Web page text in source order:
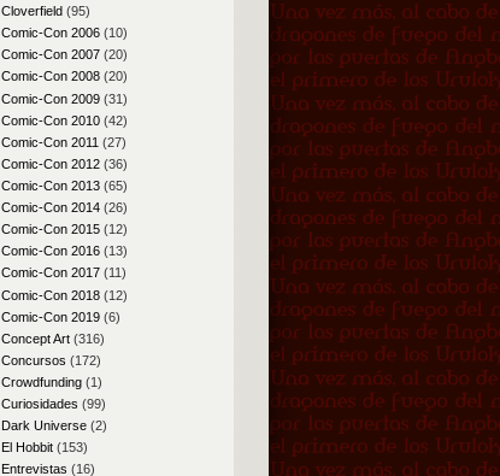
Cloverfield(95)
Comic-Con 2006(10)
Comic-Con 2007(20)
Comic-Con 2008(20)
Comic-Con 2009(31)
Comic-Con 2010(42)
Comic-Con 2011 (27)
Comic-Con 2012(36)
Comic-Con 2013(65)
Comic-Con 2014(26)
Comic-Con 2015(12)
Comic-Con 2016(13)
Comic-Con 2017(11)
Comic-Con 2018(12)
Comic-Con 2019(6)
Concept Art(316)
Concursos (172)
Crowdfunding(1)
Curiosidades (99)
Dark Universe(2)
El Hobbit(153)
Entrevistas (16)